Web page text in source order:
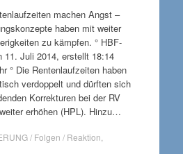
machen Angst –
haben mit weiter
zu kämpfen. ° HBF-
11. Juli 2014, erstellt 18:14
° Die Rentenlaufzeiten haben
verdoppelt und dürften sich
Korrekturen bei der RV
erhöhen (HPL). Hinzu…
/ Folgen / Reaktion